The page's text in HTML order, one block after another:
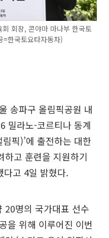
회장, 콘야마 마나부 한국토
=한국토요타자동차)
송파구 올림픽공원 내
밀라노-코르티나 동계
픽)’에 출전하는 대한
하고 훈련을 지원하기
다고 4일 밝혔다.
20명의 국가대표 선수
을 위해 이루어진 이번